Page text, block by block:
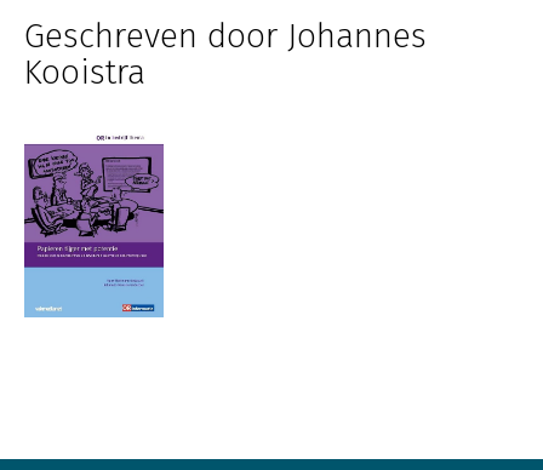
Geschreven door Johannes
Kooistra